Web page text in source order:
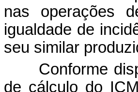
nas operações
igualdade de
seu similar
Conforme
de cálculo do